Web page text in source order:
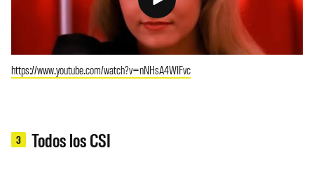
https://www.youtube.com/watch?v=nNHsA4WIFvc
3 Todos los CSI